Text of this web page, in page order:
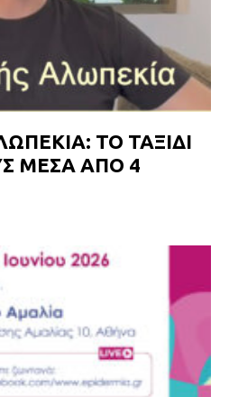
ΤΟ ΤΑΞΙΔΙ
ΜΕΣΑ ΑΠΟ 4